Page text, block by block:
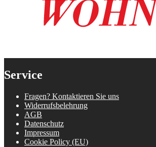
Service
Fragen? Kontaktieren Sie uns
Widerrufsbelehrung
AGB
Datenschutz
Impressum
Cookie Policy (EU)